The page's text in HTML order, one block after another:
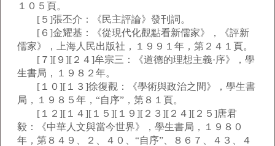
１０５頁。
[５]張丕介：《民主評論》發刊詞。
[６]金耀基：《從現代化觀點看新儒家》，《評新
儒家》，上海人民出版社，１９９１年，第２４１頁。
[７][９][２４]牟宗三：《道德的理想主義·序》，學
生書局，１９８２年。
[１０][１３]徐復觀：《學術與政治之間》，學生書
局，１９８５年，“自序”，第８１頁。
[１２][１４][１５][１９][２３][２４][２５]唐君
毅：《中華人文與當今世界》，學生書局，１９８０
年，第８４９、２、４０、“自序”、８６７、４３、４